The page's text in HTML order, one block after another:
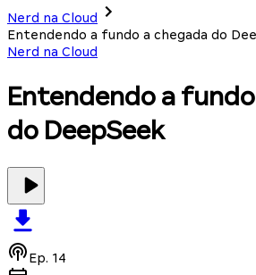
Nerd na Cloud
Entendendo a fundo a chegada do
Nerd na Cloud
Entendendo a
do DeepSeek
Ep. 14